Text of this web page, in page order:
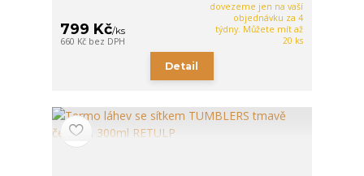
799 Kč/ks
660 Kč bez DPH
dovezeme jen na vaší
objednávku za 4
týdny. Můžete mít až
20 ks
Detail